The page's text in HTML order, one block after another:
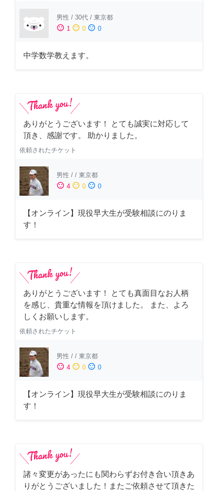
男性 / 30代 / 東京都
sentiment_satisfied 1 sentiment_neutral 0 sentiment_dissatisfied 0
中学数学教えます。
ありがとうございます！ とても誠実に対応して
頂き、感謝です。 助かりました。
依頼されたチケット
男性 / / 東京都
sentiment_satisfied 4 sentiment_neutral 0 sentiment_dissatisfied 0
【オンライン】現役早大生が受験相談にのりま
す！
ありがとうございます！ とても真面目なお人柄
を感じ、貴重な情報を頂けました。 また、よろ
しくお願いします。
依頼されたチケット
男性 / / 東京都
sentiment_satisfied 4 sentiment_neutral 0 sentiment_dissatisfied 0
【オンライン】現役早大生が受験相談にのりま
す！
諸々変更があったにも関わらずお付き合い頂きあ
りがとうございました！またご依頼させて頂きた